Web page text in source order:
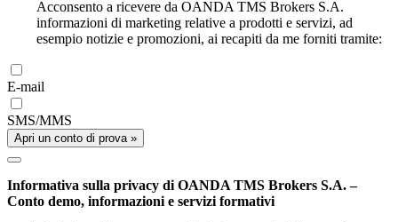
Acconsento a ricevere da OANDA TMS Brokers S.A.
informazioni di marketing relative a prodotti e servizi, ad
esempio notizie e promozioni, ai recapiti da me forniti tramite:
E-mail
SMS/MMS
Apri un conto di prova »
Informativa sulla privacy di OANDA TMS Brokers S.A. –
Conto demo, informazioni e servizi formativi